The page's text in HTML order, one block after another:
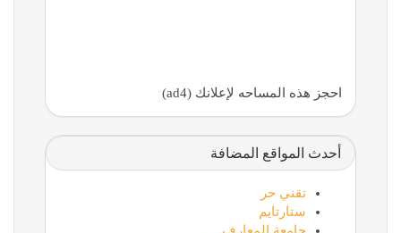
احجز هذه المساحه لإعلانك (ad4)
أحدث المواقع المضافة
تقني حر
ستارتايم